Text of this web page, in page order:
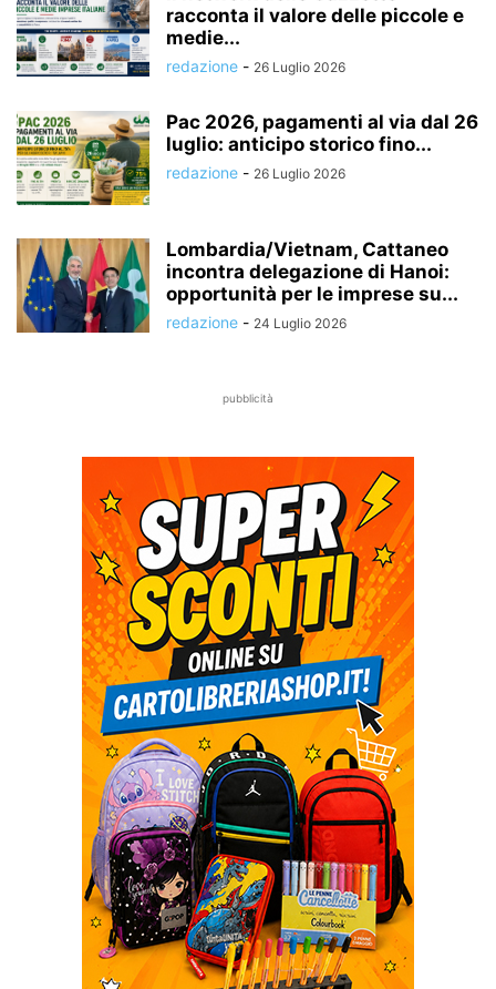
racconta il valore delle piccole e
medie...
redazione - 26 Luglio 2026
Pac 2026, pagamenti al via dal 26
luglio: anticipo storico fino...
redazione - 26 Luglio 2026
Lombardia/Vietnam, Cattaneo
incontra delegazione di Hanoi:
opportunità per le imprese su...
redazione - 24 Luglio 2026
pubblicità